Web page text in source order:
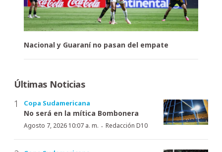
Nacional y Guaraní no pasan del empate
Últimas Noticias
Copa Sudamericana
No será en la mítica Bombonera
Agosto 7, 2026 10:07 a. m. · Redacción D10